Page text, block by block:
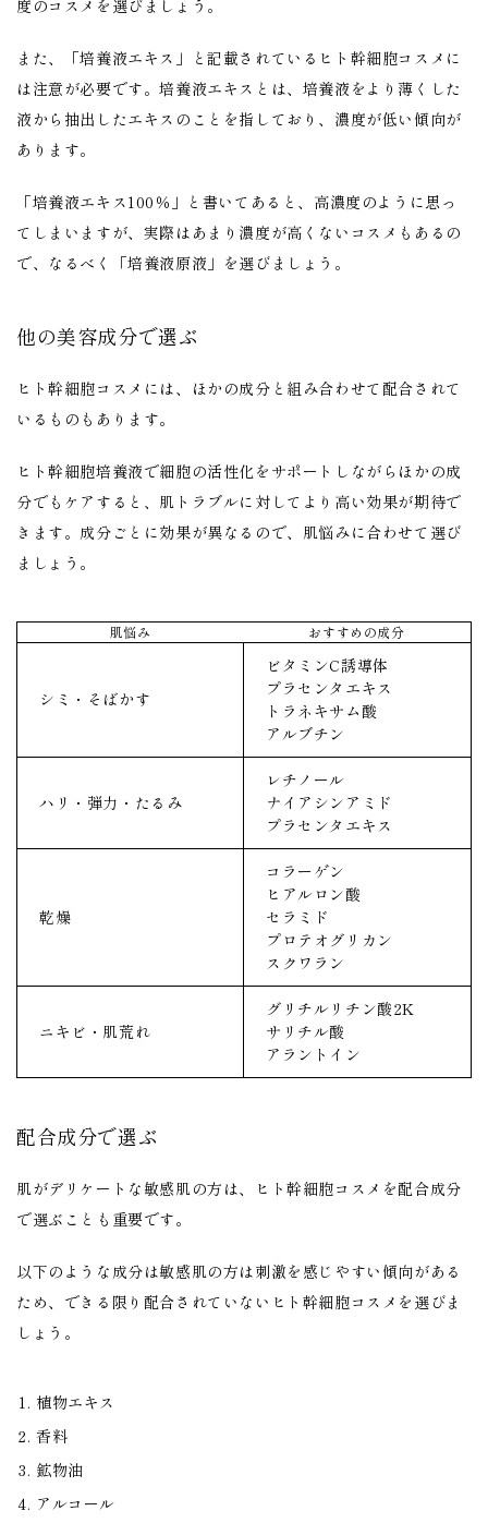
度のコスメを選びましょう。
また、「培養液エキス」と記載されているヒト幹細胞コスメに
は注意が必要です。培養液エキスとは、培養液をより薄くした
液から抽出したエキスのことを指しており、濃度が低い傾向が
あります。
「培養液エキス100％」と書いてあると、高濃度のように思っ
てしまいますが、実際はあまり濃度が高くないコスメもあるの
で、なるべく「培養液原液」を選びましょう。
他の美容成分で選ぶ
ヒト幹細胞コスメには、ほかの成分と組み合わせて配合されて
いるものもあります。
ヒト幹細胞培養液で細胞の活性化をサポートしながらほかの成
分でもケアすると、肌トラブルに対してより高い効果が期待で
きます。成分ごとに効果が異なるので、肌悩みに合わせて選び
ましょう。
肌悩み おすすめの成分
シミ・そばかす
ビタミンC誘導体
プラセンタエキス
トラネキサム酸
アルブチン
ハリ・弾力・たるみ
レチノール
ナイアシンアミド
プラセンタエキス
乾燥
コラーゲン
ヒアルロン酸
セラミド
プロテオグリカン
スクワラン
ニキビ・肌荒れ
グリチルリチン酸2K
サリチル酸
アラントイン
配合成分で選ぶ
肌がデリケートな敏感肌の方は、ヒト幹細胞コスメを配合成分
で選ぶことも重要です。
以下のような成分は敏感肌の方は刺激を感じやすい傾向がある
ため、できる限り配合されていないヒト幹細胞コスメを選びま
しょう。
植物エキス
香料
鉱物油
アルコール